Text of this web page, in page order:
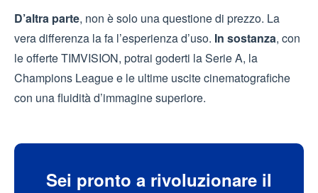
D’altra parte, non è solo una questione di prezzo. La
vera differenza la fa l’esperienza d’uso. In sostanza, con
le offerte TIMVISION, potrai goderti la Serie A, la
Champions League e le ultime uscite cinematografiche
con una fluidità d’immagine superiore.
Sei pronto a rivoluzionare il